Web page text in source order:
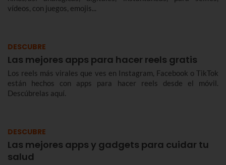
vídeos, con juegos, emojis...
DESCUBRE
Las mejores apps para hacer reels gratis
Los reels más virales que ves en Instagram, Facebook o TikTok
están hechos con apps para hacer reels desde el móvil.
Descúbrelas aquí.
DESCUBRE
Las mejores apps y gadgets para cuidar tu
salud